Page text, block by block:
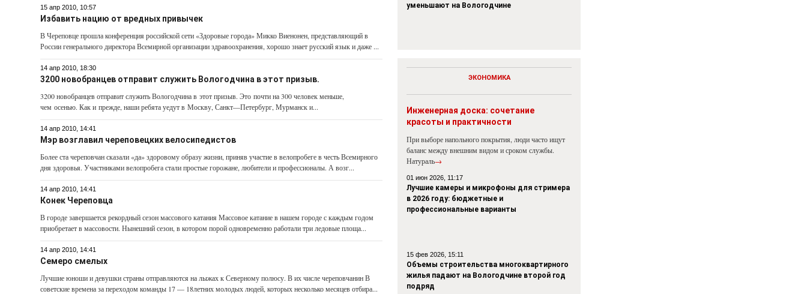
15 апр 2010, 10:57
Избавить нацию от вредных привычек
В Череповце прошла конференция российской сети «Здоровые города» Микко Виенонен, представляющий в
России генерального директора Всемирной организации здравоохранения, хорошо знает русский язык и даже ...
14 апр 2010, 18:30
3200 новобранцев отправит служить Вологодчина в этот призыв.
3200 новобранцев отправит служить Вологодчина в этот призыв. Это почти на 300 человек меньше,
чем осенью. Как и прежде, наши ребята уедут в Москву, Санкт—Петербург, Мурманск и...
14 апр 2010, 14:41
Мэр возглавил череповецких велосипедистов
Более ста череповчан сказали «да» здоровому образу жизни, приняв участие в велопробеге в честь Всемирного
дня здоровья. Участниками велопробега стали простые горожане, любители и профессионалы. А возг...
14 апр 2010, 14:41
Конек Череповца
В городе завершается рекордный сезон массового катания Массовое катание в нашем городе с каждым годом
приобретает в массовости. Нынешний сезон, в котором порой одновременно работали три ледовые площа...
14 апр 2010, 14:41
Семеро смелых
Лучшие юноши и девушки страны отправляются на лыжах к Северному полюсу. В их числе череповчанин В
советские времена за переходом команды 17 — 18­летних молодых людей, которых несколько месяцев отбира...
уменьшают на Вологодчине
ЭКОНОМИКА
Инженерная доска: сочетание
красоты и практичности
При выборе напольного покрытия, люди часто ищут
баланс между внешним видом и сроком службы.
Натураль→
01 июн 2026, 11:17
Лучшие камеры и микрофоны для стримера
в 2026 году: бюджетные и
профессиональные варианты
15 фев 2026, 15:11
Объемы строительства многоквартирного
жилья падают на Вологодчине второй год
подряд